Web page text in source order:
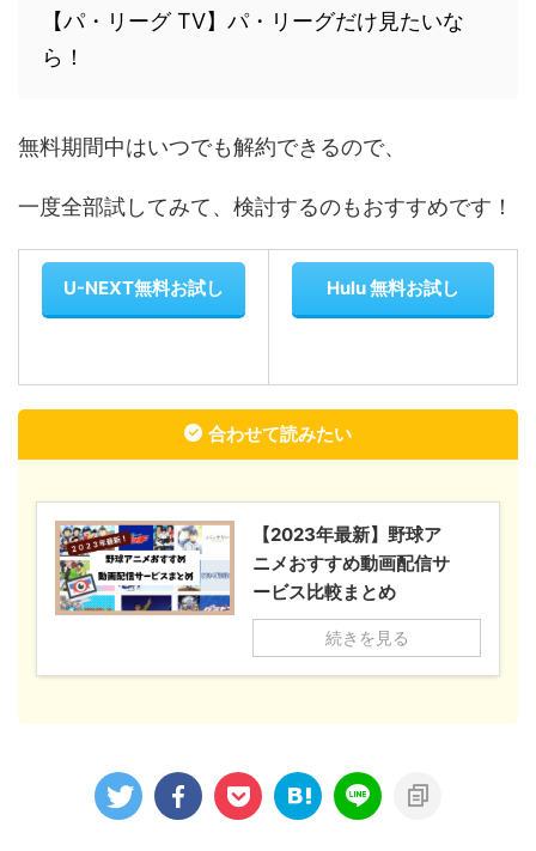
【パ・リーグ TV】パ・リーグだけ見たいな
ら！
無料期間中はいつでも解約できるので、
一度全部試してみて、検討するのもおすすめです！
U-NEXT無料お試し Hulu 無料お試し
合わせて読みたい
【2023年最新】野球ア
ニメおすすめ動画配信サ
ービス比較まとめ
続きを見る